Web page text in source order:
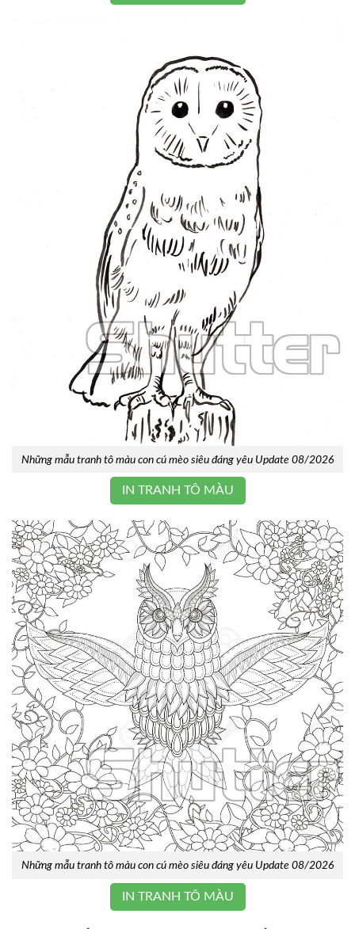
Những mẫu tranh tô màu con cú mèo siêu đáng yêu Update 08/2026
IN TRANH TÔ MÀU
Những mẫu tranh tô màu con cú mèo siêu đáng yêu Update 08/2026
IN TRANH TÔ MÀU